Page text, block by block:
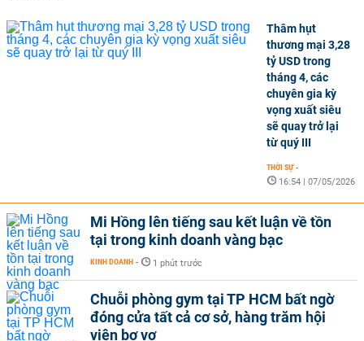
Thâm hụt
thương mại 3,28
tỷ USD trong
tháng 4, các
chuyên gia kỳ
vọng xuất siêu
sẽ quay trở lại
từ quý III
THỜI SỰ -
16:54 | 07/05/2026
Mi Hồng lên tiếng sau kết luận về tồn
tại trong kinh doanh vàng bạc
KINH DOANH - 1 phút trước
Chuỗi phòng gym tại TP HCM bất ngờ
đóng cửa tất cả cơ sở, hàng trăm hội
viên bơ vơ